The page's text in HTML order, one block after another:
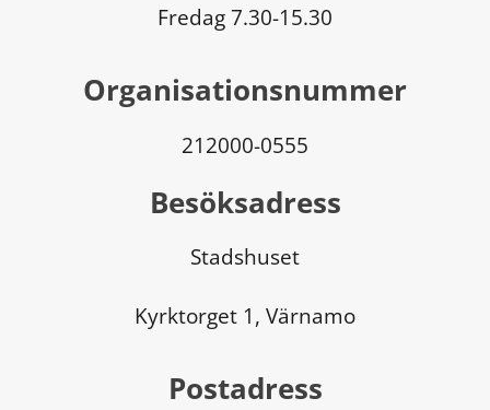
Fredag 7.30-15.30
Organisationsnummer
212000-0555
Besöksadress
Stadshuset
Kyrktorget 1, Värnamo
Postadress